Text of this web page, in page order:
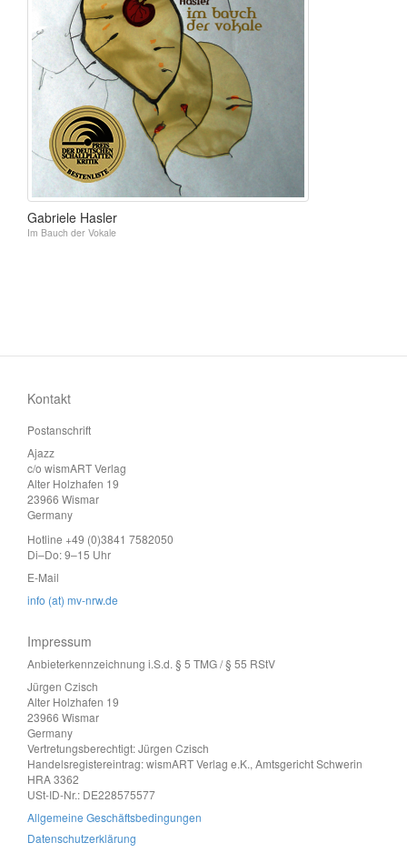
Gabriele Hasler
Im Bauch der Vokale
Kontakt
Postanschrift
Ajazz
c/o wismART Verlag
Alter Holzhafen 19
23966 Wismar
Germany
Hotline +49 (0)3841 7582050
Di–Do: 9–15 Uhr
E-Mail
info (at) mv-nrw.de
Impressum
Anbieterkennzeichnung i.S.d. § 5 TMG / § 55 RStV
Jürgen Czisch
Alter Holzhafen 19
23966 Wismar
Germany
Vertretungsberechtigt: Jürgen Czisch
Handelsregistereintrag: wismART Verlag e.K., Amtsgericht Schwerin
HRA 3362
USt-ID-Nr.: DE228575577
Allgemeine Geschäftsbedingungen
Datenschutzerklärung